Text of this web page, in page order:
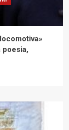
poesia,